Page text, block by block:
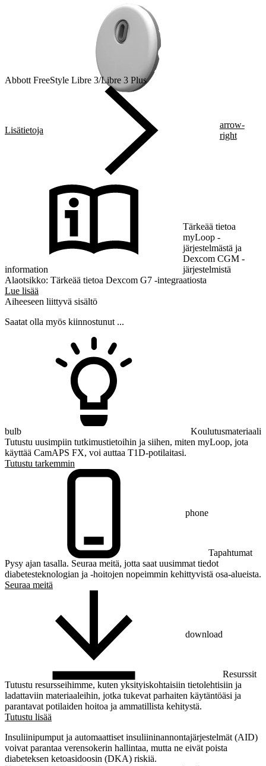
Abbott FreeStyle Libre 3/Libre 3 Plus
Lisätietoja
arrow-
right
information
Tärkeää tietoa
myLoop -
järjestelmästä ja
Dexcom CGM -
järjestelmistä
Alaotsikko: Tärkeää tietoa Dexcom G7 -integraatiosta
Lue lisää
Aiheeseen liittyvä sisältö
Saatat olla myös kiinnostunut ...
bulb
Koulutusmateriaali
Tutustu uusimpiin tutkimustietoihin ja siihen, miten myLoop, jota
käyttää CamAPS FX, voi auttaa T1D-potilaitasi.
Tutustu tarkemmin
phone
Tapahtumat
Pysy ajan tasalla. Seuraa meitä, jotta saat uusimmat tiedot
diabetesteknologian ja -hoitojen nopeimmin kehittyvistä osa-alueista.
Seuraa meitä
download
Resurssit
Tutustu resursseihimme, kuten yksityiskohtaisiin tietolehtisiin ja
ladattaviin materiaaleihin, jotka tukevat parhaiten käytäntöäsi ja
parantavat potilaiden hoitoa ja ammatillista kehitystä.
Tutustu lisää
Insuliinipumput ja automaattiset insuliininannontajärjestelmät (AID)
voivat parantaa verensokerin hallintaa, mutta ne eivät poista
diabeteksen ketoasidoosin (DKA) riskiä.